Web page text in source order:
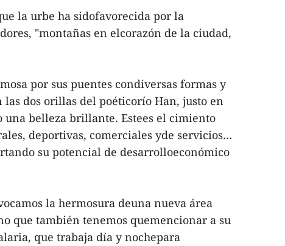
la urbe ha sidofavorecida por la
"montañas en elcorazón de la ciudad,
por sus puentes condiversas formas y
dos orillas del poéticorío Han, justo en
una belleza brillante. Estees el cimiento
deportivas, comerciales yde servicios…
su potencial de desarrolloeconómico
la hermosura deuna nueva área
que también tenemos quemencionar a su
que trabaja día y nochepara